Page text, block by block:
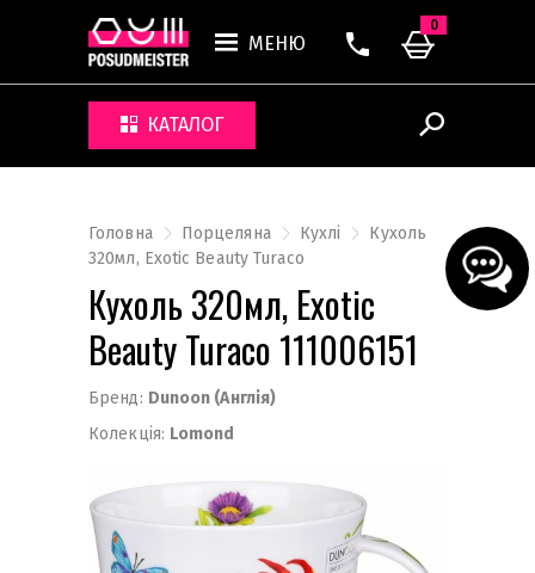
МЕНЮ
КАТАЛОГ
0
Головна Порцеляна Кухлі
Кухоль
320мл, Exotic Beauty Turaco
Кухоль 320мл, Exotic
Beauty Turaco 111006151
Бренд: Dunoon (Англія)
Колекція: Lomond